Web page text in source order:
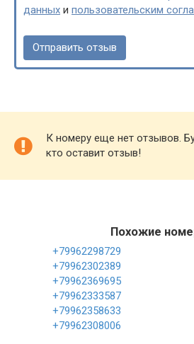
данных и пользовательским
К номеру еще нет отзывов.
кто оставит отзыв!
Похожие
+79962298729
+79962302389
+79962369695
+79962333587
+79962358633
+79962308006